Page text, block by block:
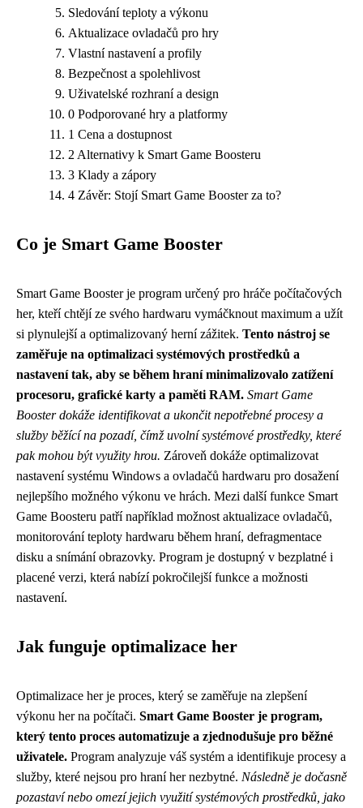
Sledování teploty a výkonu
Aktualizace ovladačů pro hry
Vlastní nastavení a profily
Bezpečnost a spolehlivost
Uživatelské rozhraní a design
0 Podporované hry a platformy
1 Cena a dostupnost
2 Alternativy k Smart Game Boosteru
3 Klady a zápory
4 Závěr: Stojí Smart Game Booster za to?
Co je Smart Game Booster
Smart Game Booster je program určený pro hráče počítačových
her, kteří chtějí ze svého hardwaru vymáčknout maximum a užít
si plynulejší a optimalizovaný herní zážitek. Tento nástroj se
zaměřuje na optimalizaci systémových prostředků a
nastavení tak, aby se během hraní minimalizovalo zatížení
procesoru, grafické karty a paměti RAM. Smart Game
Booster dokáže identifikovat a ukončit nepotřebné procesy a
služby běžící na pozadí, čímž uvolní systémové prostředky, které
pak mohou být využity hrou. Zároveň dokáže optimalizovat
nastavení systému Windows a ovladačů hardwaru pro dosažení
nejlepšího možného výkonu ve hrách. Mezi další funkce Smart
Game Boosteru patří například možnost aktualizace ovladačů,
monitorování teploty hardwaru během hraní, defragmentace
disku a snímání obrazovky. Program je dostupný v bezplatné i
placené verzi, která nabízí pokročilejší funkce a možnosti
nastavení.
Jak funguje optimalizace her
Optimalizace her je proces, který se zaměřuje na zlepšení
výkonu her na počítači. Smart Game Booster je program,
který tento proces automatizuje a zjednodušuje pro běžné
uživatele. Program analyzuje váš systém a identifikuje procesy a
služby, které nejsou pro hraní her nezbytné. Následně je dočasně
pozastaví nebo omezí jejich využití systémových prostředků, jako